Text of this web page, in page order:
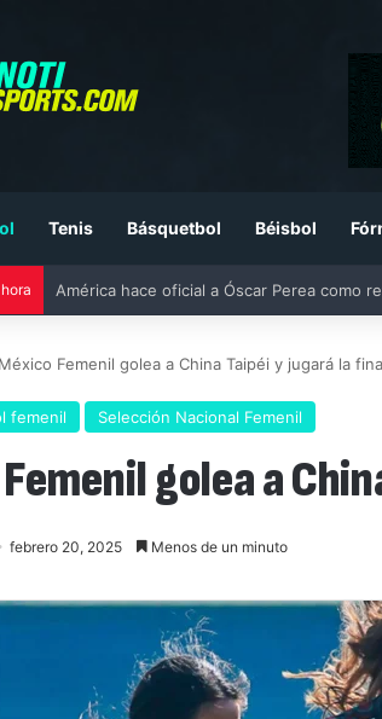
Tenis Básquetbol Béisbol
México Femenil golea a China Taipéi y jugará la
femenil Selección Nacional Femenil
golea a
febrero 20, 2025 Menos de un minuto